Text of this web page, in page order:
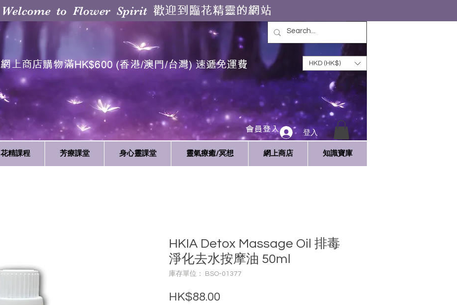
Welcome to Flower Spirit 歡迎到臨花精靈的網站
登入
會員登入
HKD (HK$)
網上商店購物滿HK$600 (香港/澳門/台灣) 速遞免運費
花精課程 芳療課堂 身心靈課堂 靈氣療癒/冥想 網上商店 知識寶庫
HKIA Detox Massage Oil 排毒
淨化去水按摩油 50ml
庫存單位： BSO-01377
HK$88.00